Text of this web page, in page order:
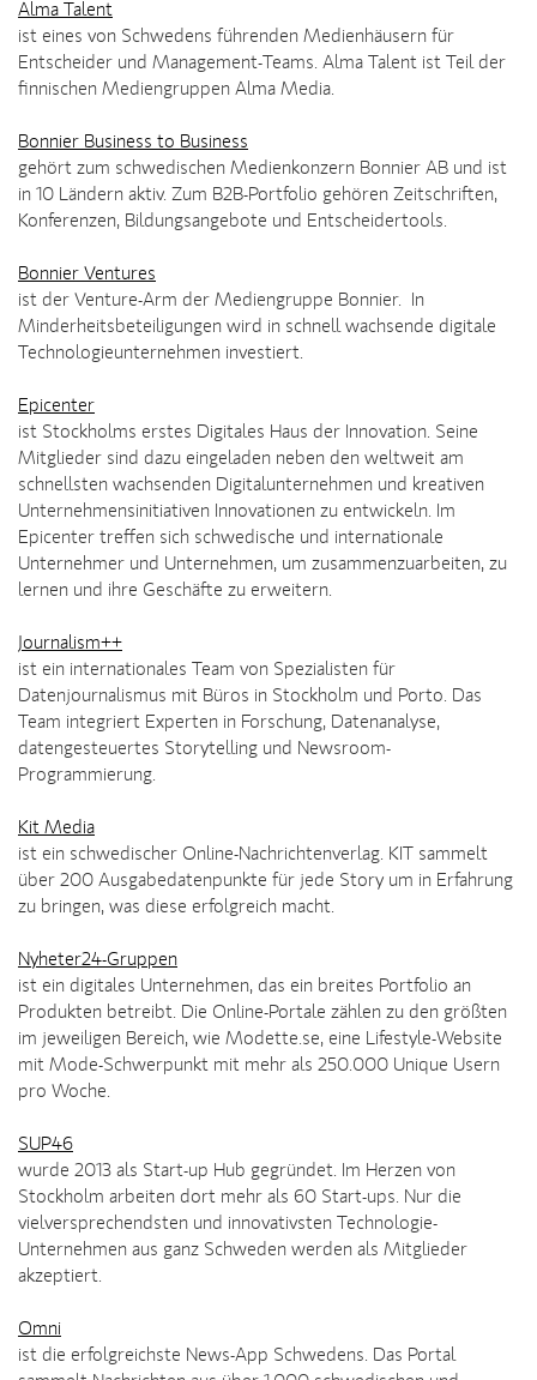
Alma Talent
ist eines von Schwedens führenden Medienhäusern für
Entscheider und Management-Teams. Alma Talent ist Teil der
finnischen Mediengruppen Alma Media.
Bonnier Business to Business
gehört zum schwedischen Medienkonzern Bonnier AB und ist
in 10 Ländern aktiv. Zum B2B-Portfolio gehören Zeitschriften,
Konferenzen, Bildungsangebote und Entscheidertools.
Bonnier Ventures
ist der Venture-Arm der Mediengruppe Bonnier. In
Minderheitsbeteiligungen wird in schnell wachsende digitale
Technologieunternehmen investiert.
Epicenter
ist Stockholms erstes Digitales Haus der Innovation. Seine
Mitglieder sind dazu eingeladen neben den weltweit am
schnellsten wachsenden Digitalunternehmen und kreativen
Unternehmensinitiativen Innovationen zu entwickeln. Im
Epicenter treffen sich schwedische und internationale
Unternehmer und Unternehmen, um zusammenzuarbeiten, zu
lernen und ihre Geschäfte zu erweitern.
Journalism++
ist ein internationales Team von Spezialisten für
Datenjournalismus mit Büros in Stockholm und Porto. Das
Team integriert Experten in Forschung, Datenanalyse,
datengesteuertes Storytelling und Newsroom-
Programmierung.
Kit Media
ist ein schwedischer Online-Nachrichtenverlag. KIT sammelt
über 200 Ausgabedatenpunkte für jede Story um in Erfahrung
zu bringen, was diese erfolgreich macht.
Nyheter24-Gruppen
ist ein digitales Unternehmen, das ein breites Portfolio an
Produkten betreibt. Die Online-Portale zählen zu den größten
im jeweiligen Bereich, wie Modette.se, eine Lifestyle-Website
mit Mode-Schwerpunkt mit mehr als 250.000 Unique Usern
pro Woche.
SUP46
wurde 2013 als Start-up Hub gegründet. Im Herzen von
Stockholm arbeiten dort mehr als 60 Start-ups. Nur die
vielversprechendsten und innovativsten Technologie-
Unternehmen aus ganz Schweden werden als Mitglieder
akzeptiert.
Omni
ist die erfolgreichste News-App Schwedens. Das Portal